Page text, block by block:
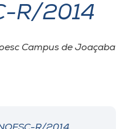
R/2014
Campus de Joaçaba